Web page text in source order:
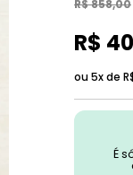
R$858,00
R$
ou 5x de
É